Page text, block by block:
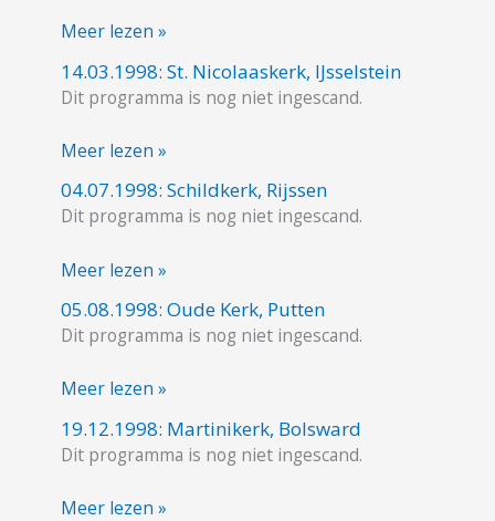
Wateringen
Meer lezen »
14.03.1998: St. Nicolaaskerk, IJsselstein
Dit programma is nog niet ingescand.
14.03.1998:
St.
IJsselstein
Meer lezen »
04.07.1998: Schildkerk, Rijssen
Dit programma is nog niet ingescand.
04.07.1998:
Schildkerk,
Meer lezen »
05.08.1998: Oude Kerk, Putten
Dit programma is nog niet ingescand.
05.08.1998:
Oude
Putten
Meer lezen »
19.12.1998: Martinikerk, Bolsward
Dit programma is nog niet ingescand.
19.12.1998:
Martinikerk,
Meer lezen »